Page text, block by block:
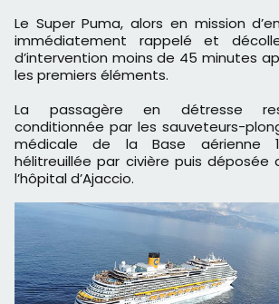
Le Super Puma, alors en mission
immédiatement rappelé et
d’intervention moins de 45 minutes
les premiers éléments.
La passagère en détresse
conditionnée par les sauveteurs-
médicale de la Base aérienne
hélitreuillée par civière puis déposée
l’hôpital d’Ajaccio.